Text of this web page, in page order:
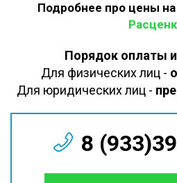
Подробнее про цены
Порядок оплаты
Для физических лиц -
Для юридических лиц -
8